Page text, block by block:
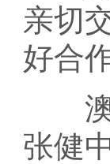
亲切
好合
澳
张健